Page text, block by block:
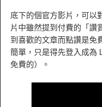
底下的個官方影片，可以
片中雖然提到付費的「讚
到喜歡的文章而點讚是免
簡單，只是得先登入成為
免費的）。